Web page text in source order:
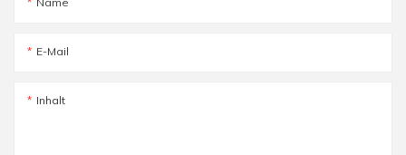
E-Mail
Inhalt